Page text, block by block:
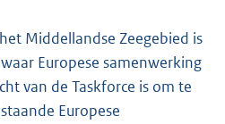
Middellandse Zeegebied is
Europese samenwerking
van de Taskforce is om te
Europese